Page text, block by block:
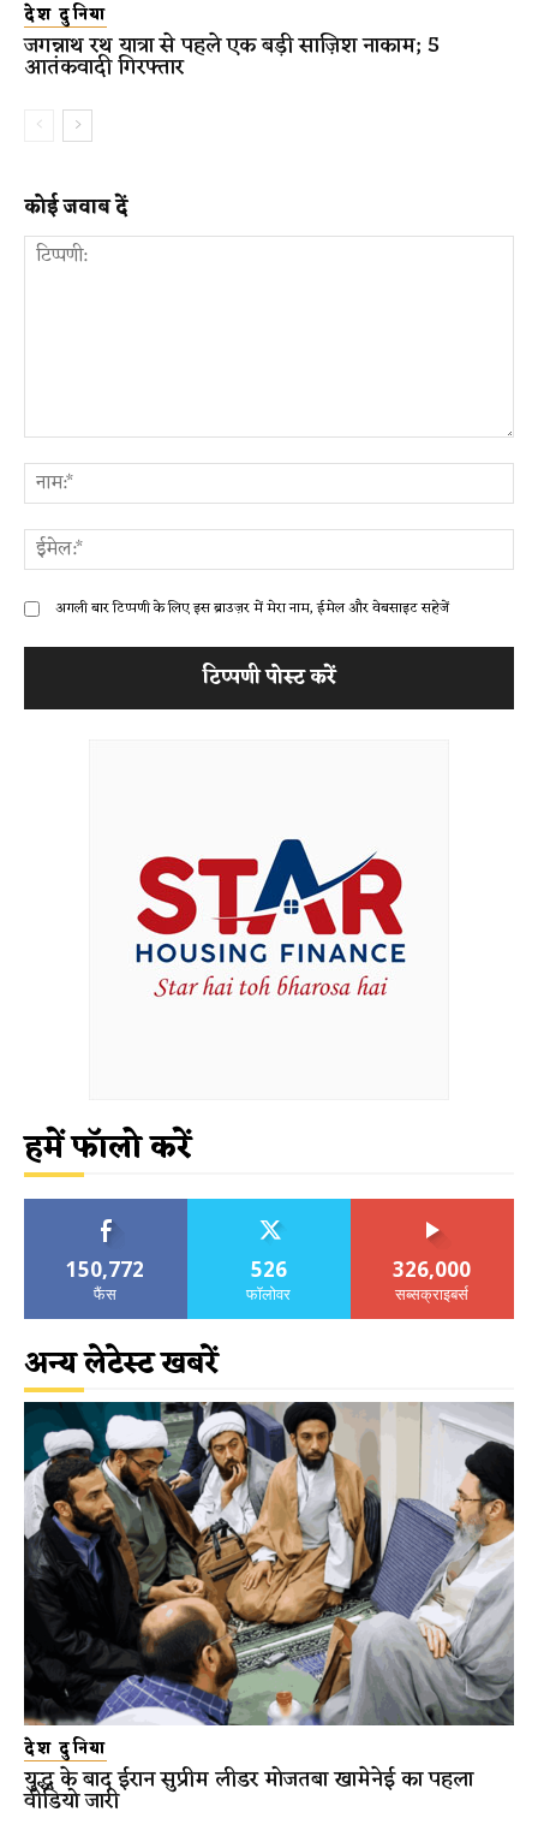
देश दुनिया
जगन्नाथ रथ यात्रा से पहले एक बड़ी साज़िश नाकाम; 5
आतंकवादी गिरफ्तार
कोई जवाब दें
अगली बार टिप्पणी के लिए इस ब्राउज़र में मेरा नाम, ईमेल और वेबसाइट सहेजें
हमें फॉलो करें
150,772
फैंस
526
फॉलोवर
326,000
सब्सक्राइबर्स
अन्य लेटेस्ट खबरें
देश दुनिया
युद्ध के बाद ईरान सुप्रीम लीडर मोजतबा खामेनेई का पहला
वीडियो जारी